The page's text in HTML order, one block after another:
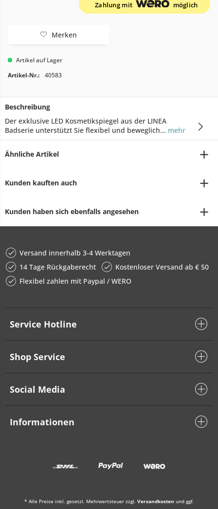
Zahlung mit möglich
Merken
Artikel auf Lager
Artikel-Nr.:
40583
Beschreibung
Der exklusive LED Kosmetikspiegel aus der LINEA
Badserie unterstützt Sie flexibel und beweglich... mehr
Ähnliche Artikel
Kunden kauften auch
Kunden haben sich ebenfalls angesehen
Versand innerhalb 3-4 Werktagen
14 Tage Rückgaberecht
Kostenloser Versand ab € 50
Flexibel zahlen mit Paypal / WERO
Service Hotline
Shop Service
Social Media
Informationen
* Alle Preise inkl. gesetzl. Mehrwertsteuer zzgl. Versandkosten und ggf.